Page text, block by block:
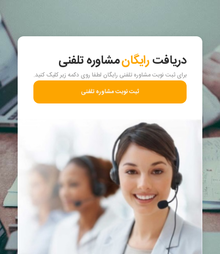
دریافترایگانمشاوره تلفنی
برای ثبت نوبت مشاوره تلفنی رایگان لطفا روی دکمه زیر کلیک کنید.
ثبت نوبت مشاوره تلفنی